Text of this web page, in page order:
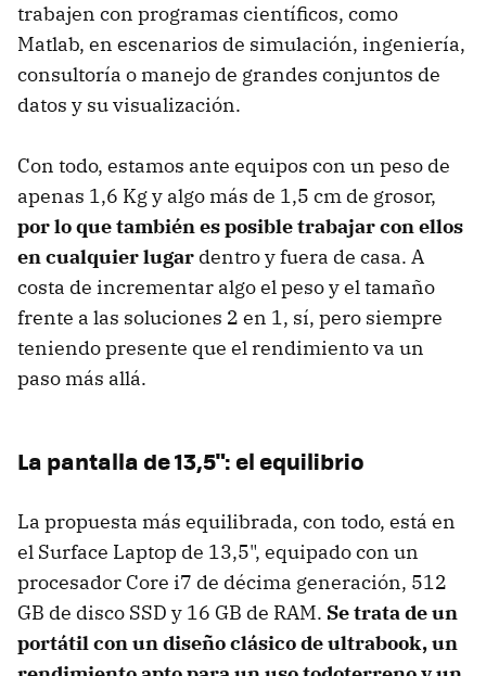
trabajen con programas científicos, como
Matlab, en escenarios de simulación, ingeniería,
consultoría o manejo de grandes conjuntos de
datos y su visualización.
Con todo, estamos ante equipos con un peso de
apenas 1,6 Kg y algo más de 1,5 cm de grosor,
por lo que también es posible trabajar con ellos
en cualquier lugar dentro y fuera de casa. A
costa de incrementar algo el peso y el tamaño
frente a las soluciones 2 en 1, sí, pero siempre
teniendo presente que el rendimiento va un
paso más allá.
La pantalla de 13,5": el equilibrio
La propuesta más equilibrada, con todo, está en
el Surface Laptop de 13,5", equipado con un
procesador Core i7 de décima generación, 512
GB de disco SSD y 16 GB de RAM. Se trata de un
portátil con un diseño clásico de ultrabook, un